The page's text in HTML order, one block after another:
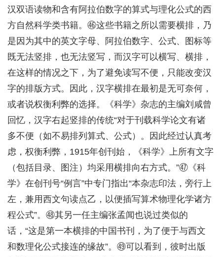
汉双语读物和含有阿拉伯数字的算式与理化公式的西
方自然科学类书籍。㊻这些书籍之所以需要横排，乃
是因为其中的英文字母、阿拉伯数字、公式、图标等
既无法竖排，也无法竖写，而汉字可以横写、横排，
在这样的情况之下，为了避免读写不便，只能改变汉
字的排版方式。因此，汉字横排在最初是无可奈何，
或者说权衡利弊的选择。《科学》杂志的主编刘咸曾
回忆，汉字右起竖排的传统“对于刊载科学论文有诸
多不便（如不易排列算式、公式）。因此经过认真考
虑，权衡利弊，1915年创刊始，《科学》上所有文字
（包括目录、图注）均采用横排向右方式。”㊼《科
学》在创刊号“例言”中专门指出“本杂志印法，旁行上
左，兼用西文句读点乙，以便插写算术物理化学诸方
程公式”。㊽其另一任主编张孟闻也说过类似的
话，“这是第一本横排的中国书刊，为了便于与西文
和数理化公式接连的缘故”。㊾可以看到，彼时出版